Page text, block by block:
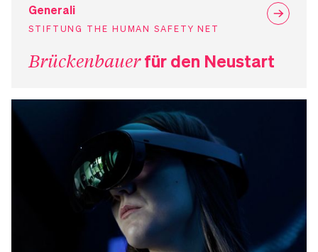
Generali
STIFTUNG THE HUMAN SAFETY NET
Brückenbauerfür den Neustart